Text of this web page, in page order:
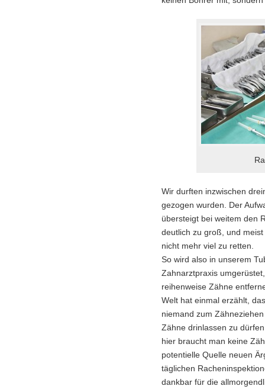
Wir durften inzwischen
gezogen wurden. Der
übersteigt bei weitem den
deutlich zu groß, und
nicht mehr viel zu retten.
So wird also in unserem
Zahnarztpraxis
reihenweise Zähne
Welt hat einmal erzählt,
niemand zum
Zähne drinlassen zu
hier braucht man keine
potentielle Quelle neuen
täglichen
dankbar für die